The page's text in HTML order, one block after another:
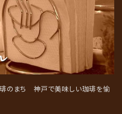
琲のまち 神戸で美味しい珈琲を愉